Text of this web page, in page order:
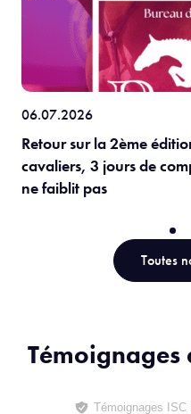
06.07.2026
Retour sur la 2ème
cavaliers, 3 jours de
ne faiblit pas
Toutes
Témoignages